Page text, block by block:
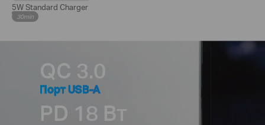
5W Standard Charger
30min
QC 3.0
Порт USB-A
PD 18 Вт